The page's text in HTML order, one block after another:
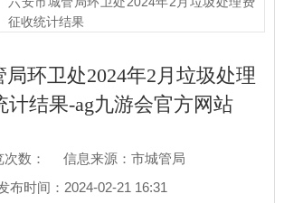
征收统计结果
环卫处2024年2月垃圾处理
计结果-ag九游会官方网站
数：
信息来源：市城管局
布时间：2024-02-21 16:31